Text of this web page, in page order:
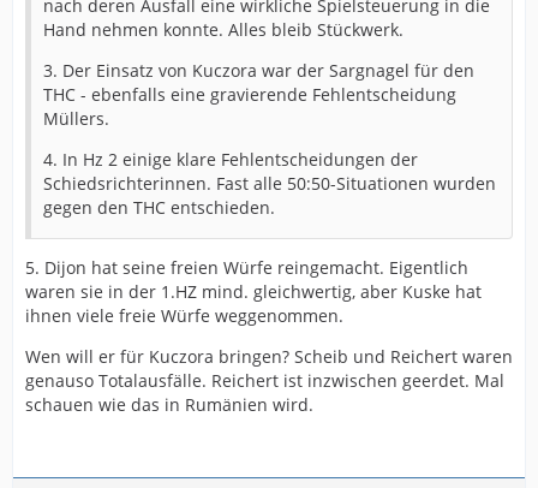
nach deren Ausfall eine wirkliche Spielsteuerung in die
Hand nehmen konnte. Alles bleib Stückwerk.
3. Der Einsatz von Kuczora war der Sargnagel für den
THC - ebenfalls eine gravierende Fehlentscheidung
Müllers.
4. In Hz 2 einige klare Fehlentscheidungen der
Schiedsrichterinnen. Fast alle 50:50-Situationen wurden
gegen den THC entschieden.
5. Dijon hat seine freien Würfe reingemacht. Eigentlich
waren sie in der 1.HZ mind. gleichwertig, aber Kuske hat
ihnen viele freie Würfe weggenommen.
Wen will er für Kuczora bringen? Scheib und Reichert waren
genauso Totalausfälle. Reichert ist inzwischen geerdet. Mal
schauen wie das in Rumänien wird.